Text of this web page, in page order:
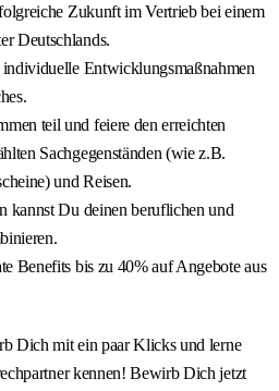
Zukunft im Vertrieb bei einem
Deutschlands.
Entwicklungsmaßnahmen
teil und feiere den erreichten
Sachgegenständen (wie z.B.
und Reisen.
kannst Du deinen beruflichen und
Benefits bis zu 40% auf Angebote aus
Dich mit ein paar Klicks und lerne
kennen! Bewirb Dich jetzt